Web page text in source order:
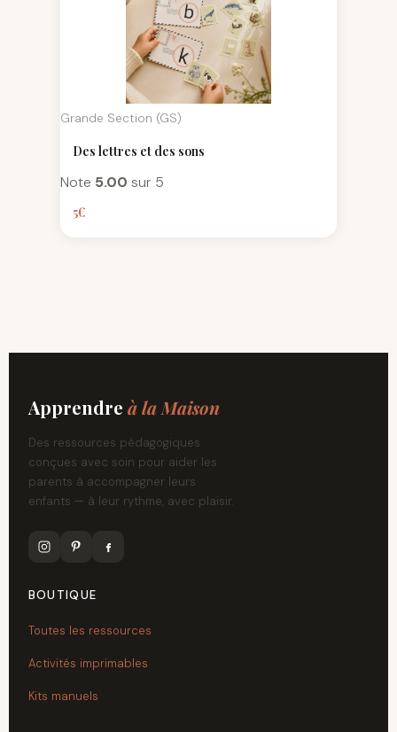
Grande Section (GS)
Des lettres et des sons
Note 5.00 sur 5
5€
Apprendre à la Maison
Des ressources pédagogiques
conçues avec soin pour aider les
parents à accompagner leurs
enfants — à leur rythme, avec plaisir.
BOUTIQUE
Toutes les ressources
Activités imprimables
Kits manuels